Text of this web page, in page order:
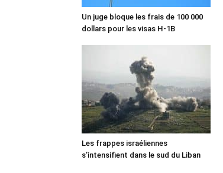
Un juge bloque les frais de 100 000
dollars pour les visas H-1B
Les frappes israéliennes
s’intensifient dans le sud du Liban